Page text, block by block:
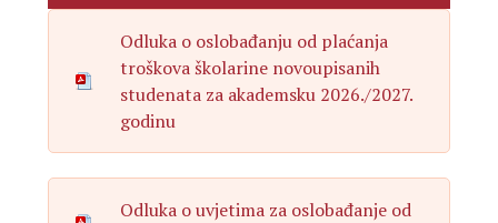
Odluka o oslobađanju od plaćanja
troškova školarine novoupisanih
studenata za akademsku 2026./2027.
godinu
Odluka o uvjetima za oslobađanje od